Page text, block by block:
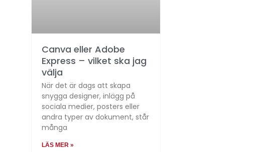
Canva eller Adobe
Express – vilket ska jag
välja
När det är dags att skapa
snygga designer, inlägg på
sociala medier, posters eller
andra typer av dokument, står
många
LÄS MER »